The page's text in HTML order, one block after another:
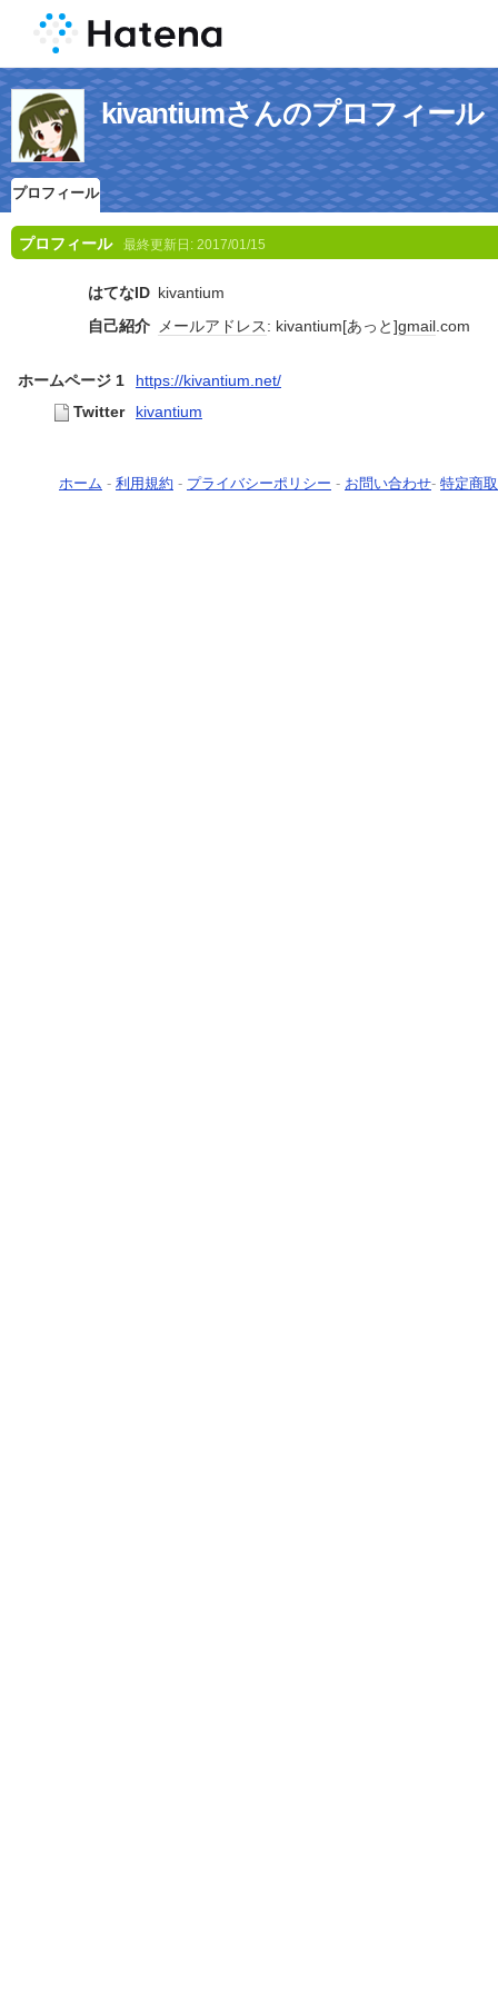
kivantiumさんのプロフィール
プロフィール
プロフィール 最終更新日: 2017/01/15
はてなID kivantium
自己紹介 メールアドレス: kivantium[あっと]gmail.com
ホームページ 1
https://kivantium.net/
Twitter
kivantium
ホーム - 利用規約 - プライバシーポリシー - お問い合わせ- 特定商